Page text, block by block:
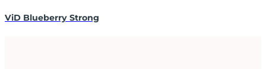
ViD Blueberry Strong